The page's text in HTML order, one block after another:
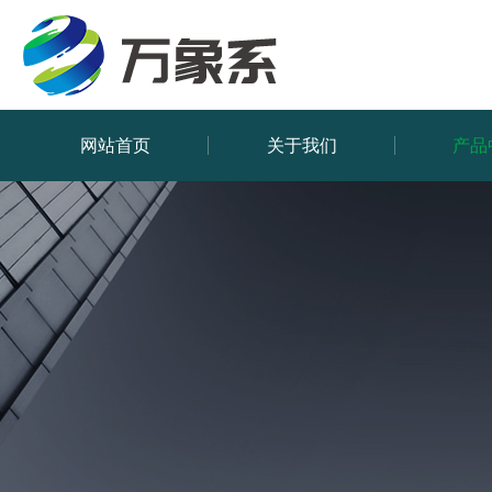
网站首页 关于我们 产品